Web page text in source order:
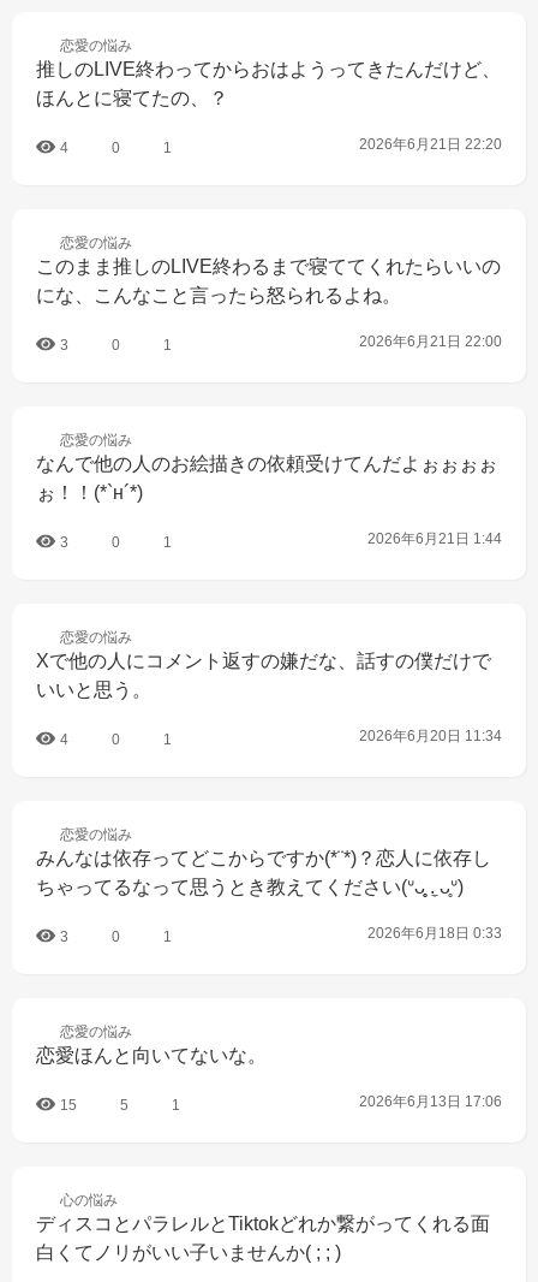
恋愛の悩み
推しのLIVE終わってからおはようってきたんだけど、
ほんとに寝てたの、？
4 0 1 2026年6月21日 22:20
恋愛の悩み
このまま推しのLIVE終わるまで寝ててくれたらいいの
にな、こんなこと言ったら怒られるよね。
3 0 1 2026年6月21日 22:00
恋愛の悩み
なんで他の人のお絵描きの依頼受けてんだよぉぉぉぉ
ぉ！！(*`н´*)
3 0 1 2026年6月21日 1:44
恋愛の悩み
Xで他の人にコメント返すの嫌だな、話すの僕だけで
いいと思う。
4 0 1 2026年6月20日 11:34
恋愛の悩み
みんなは依存ってどこからですか(*¨*)？恋人に依存し
ちゃってるなって思うとき教えてください(ᐡᴗ̥̥ .̼ ᴗ̥ᐡ)
3 0 1 2026年6月18日 0:33
恋愛の悩み
恋愛ほんと向いてないな。
15 5 1 2026年6月13日 17:06
心の悩み
ディスコとパラレルとTiktokどれか繋がってくれる面
白くてノリがいい子いませんか( ; ; )